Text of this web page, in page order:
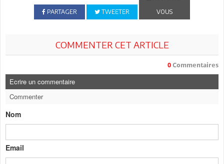
PARTAGER TWEETER
VOUS
COMMENTER CET ARTICLE
0 Commentaires
Ecrire un commentaire
Commenter
Nom
Email